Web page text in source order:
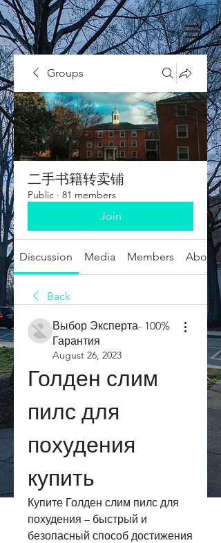
Groups
二手书籍转卖铺
Public · 81 members
Join
Discussion Media Members About
Back
Выбор Эксперта- 100%
Гарантия
August 26, 2023
Голден слим
пилс для
похудения
купить
Купите Голден слим пилс для
похудения – быстрый и
безопасный способ достижения